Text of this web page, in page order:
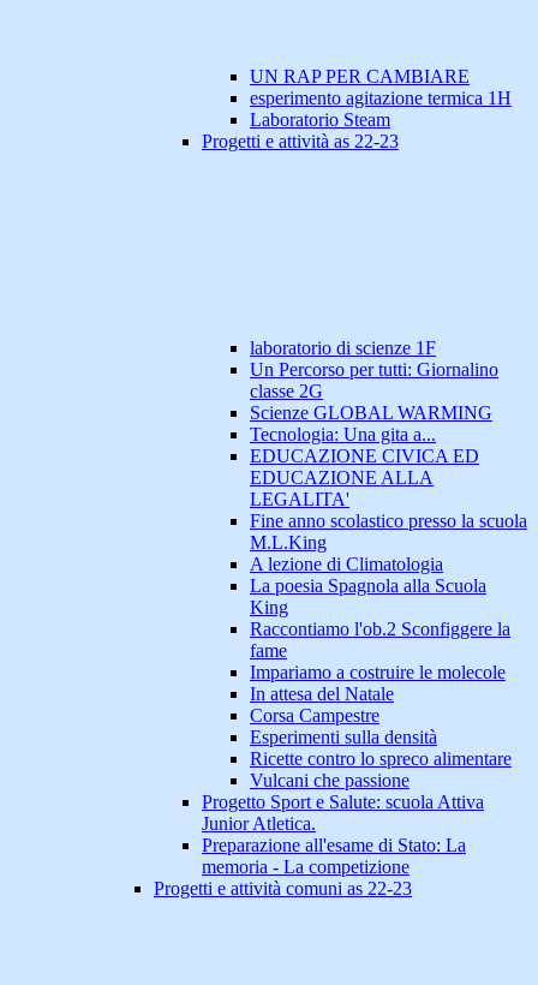
UN RAP PER CAMBIARE
esperimento agitazione termica 1H
Laboratorio Steam
Progetti e attività as 22-23
laboratorio di scienze 1F
Un Percorso per tutti: Giornalino
classe 2G
Scienze GLOBAL WARMING
Tecnologia: Una gita a...
EDUCAZIONE CIVICA ED
EDUCAZIONE ALLA
LEGALITA'
Fine anno scolastico presso la scuola
M.L.King
A lezione di Climatologia
La poesia Spagnola alla Scuola
King
Raccontiamo l'ob.2 Sconfiggere la
fame
Impariamo a costruire le molecole
In attesa del Natale
Corsa Campestre
Esperimenti sulla densità
Ricette contro lo spreco alimentare
Vulcani che passione
Progetto Sport e Salute: scuola Attiva
Junior Atletica.
Preparazione all'esame di Stato: La
memoria - La competizione
Progetti e attività comuni as 22-23